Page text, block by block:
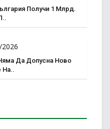
Получи 1 Млрд.
Да Допусна Ново
На..